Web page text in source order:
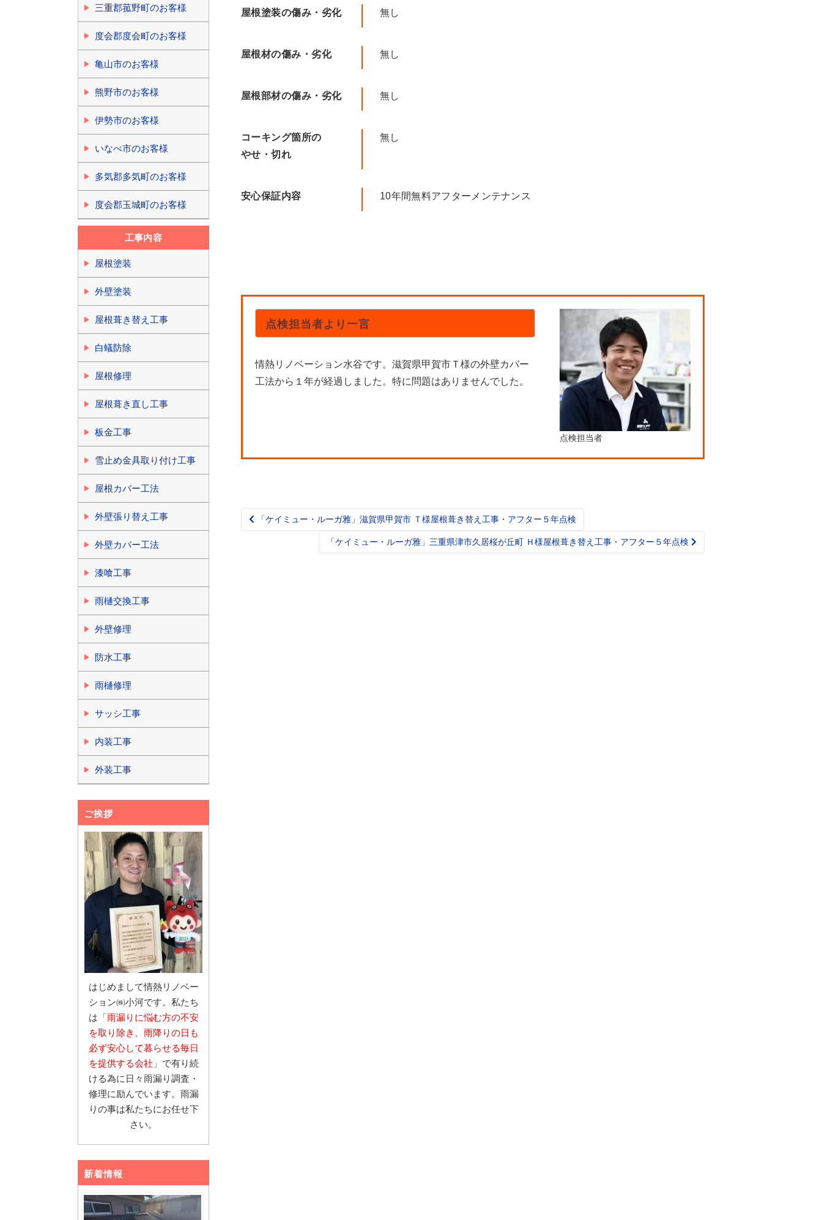
屋根塗装の傷み・劣化 無し
屋根材の傷み・劣化 無し
屋根部材の傷み・劣化 無し
コーキング箇所の
やせ・切れ
無し
安心保証内容 10年間無料アフターメンテナンス
点検担当者より一言
情熱リノベーション水谷です。滋賀県甲賀市Ｔ様の外壁カバー
工法から１年が経過しました。特に問題はありませんでした。
点検担当者
Post
「ケイミュー・ルーガ雅」滋賀県甲賀市 Ｔ様屋根葺き替え工事・アフター５年点検
「ケイミュー・ルーガ雅」三重県津市久居桜が丘町 Ｈ様屋根葺き替え工事・アフター５年点検
三重郡菰野町のお客様
度会郡度会町のお客様
亀山市のお客様
熊野市のお客様
伊勢市のお客様
いなべ市のお客様
多気郡多気町のお客様
度会郡玉城町のお客様
工事内容
屋根塗装
外壁塗装
屋根葺き替え工事
白蟻防除
屋根修理
屋根葺き直し工事
板金工事
雪止め金具取り付け工事
屋根カバー工法
外壁張り替え工事
外壁カバー工法
漆喰工事
雨樋交換工事
外壁修理
防水工事
雨樋修理
サッシ工事
内装工事
外装工事
ご挨拶
はじめまして情熱リノベー
ション㈱小河です。私たち
は 「雨漏りに悩む方の不安
を取り除き、雨降りの日も
必ず安心して暮らせる毎日
を提供する会社」 で有り続
ける為に日々雨漏り調査・
修理に励んでいます。雨漏
りの事は私たちにお任せ下
さい。
新着情報